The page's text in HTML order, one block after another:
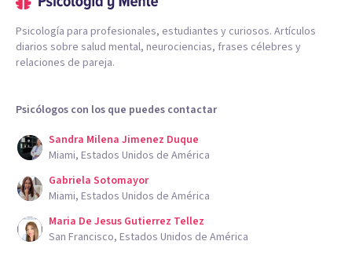
Psicología para profesionales, estudiantes y curiosos. Artículos
diarios sobre salud mental, neurociencias, frases célebres y
relaciones de pareja.
Psicólogos con los que puedes contactar
Sandra Milena Jimenez Duque
Miami, Estados Unidos de América
Gabriela Sotomayor
Miami, Estados Unidos de América
Maria De Jesus Gutierrez Tellez
San Francisco, Estados Unidos de América